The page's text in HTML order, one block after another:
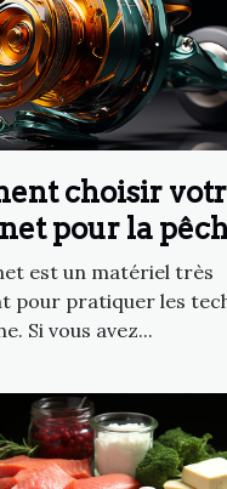
choisir
pour la
est un matériel très
pour pratiquer les
Si vous avez...